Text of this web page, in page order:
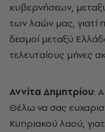
κυβερνήσεων,
των λαών μας, γιατί
δεσμοί μεταξύ
τελευταίους μήνες
Αννίτα Δημητρίου:
Θέλω να σας
Κυπριακού λαού,